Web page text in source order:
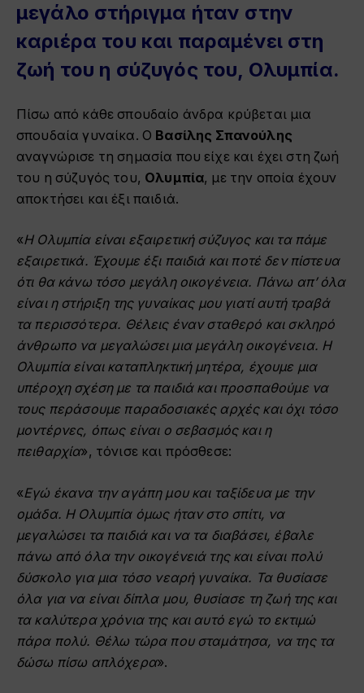
μεγάλο στήριγμα ήταν στην
καριέρα του και παραμένει στη
ζωή του η σύζυγός του, Ολυμπία.
Πίσω από κάθε σπουδαίο άνδρα κρύβεται μια
σπουδαία γυναίκα. Ο Βασίλης Σπανούλης
αναγνώρισε τη σημασία που είχε και έχει στη ζωή
του η σύζυγός του, Ολυμπία, με την οποία έχουν
αποκτήσει και έξι παιδιά.
«Η Ολυμπία είναι εξαιρετική σύζυγος και τα πάμε
εξαιρετικά. Έχουμε έξι παιδιά και ποτέ δεν πίστευα
ότι θα κάνω τόσο μεγάλη οικογένεια. Πάνω απ’ όλα
είναι η στήριξη της γυναίκας μου γιατί αυτή τραβά
τα περισσότερα. Θέλεις έναν σταθερό και σκληρό
άνθρωπο να μεγαλώσει μια μεγάλη οικογένεια. Η
Ολυμπία είναι καταπληκτική μητέρα, έχουμε μια
υπέροχη σχέση με τα παιδιά και προσπαθούμε να
τους περάσουμε παραδοσιακές αρχές και όχι τόσο
μοντέρνες, όπως είναι ο σεβασμός και η
πειθαρχία», τόνισε και πρόσθεσε:
«Εγώ έκανα την αγάπη μου και ταξίδευα με την
ομάδα. Η Ολυμπία όμως ήταν στο σπίτι, να
μεγαλώσει τα παιδιά και να τα διαβάσει, έβαλε
πάνω από όλα την οικογένειά της και είναι πολύ
δύσκολο για μια τόσο νεαρή γυναίκα. Τα θυσίασε
όλα για να είναι δίπλα μου, θυσίασε τη ζωή της και
τα καλύτερα χρόνια της και αυτό εγώ το εκτιμώ
πάρα πολύ. Θέλω τώρα που σταμάτησα, να της τα
δώσω πίσω απλόχερα».